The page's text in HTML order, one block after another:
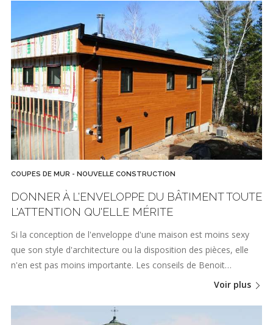
COUPES DE MUR - NOUVELLE CONSTRUCTION
DONNER À L'ENVELOPPE DU BÂTIMENT TOUTE
L'ATTENTION QU'ELLE MÉRITE
Si la conception de l'enveloppe d'une maison est moins sexy
que son style d'architecture ou la disposition des pièces, elle
n'en est pas moins importante. Les conseils de Benoit…
Voir plus